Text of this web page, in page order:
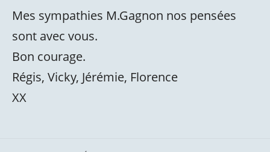
Mes sympathies M.Gagnon nos pensées
sont avec vous.
Bon courage.
Régis, Vicky, Jérémie, Florence
XX